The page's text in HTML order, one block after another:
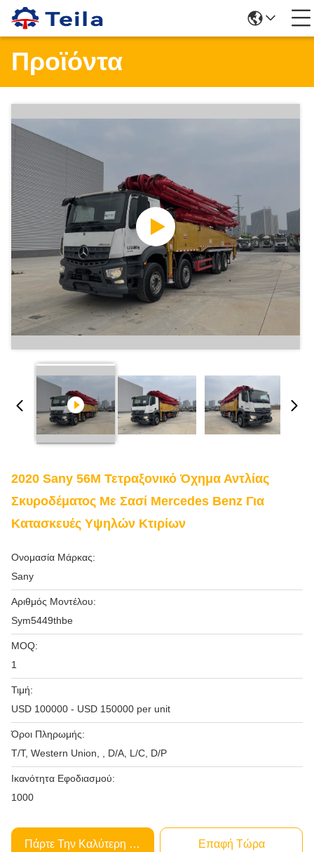
Προϊόντα
2020 Sany 56M Τετραξονικό Όχημα Αντλίας
Σκυροδέματος Με Σασί Mercedes Benz Για
Κατασκευές Υψηλών Κτιρίων
Ονομασία Μάρκας:
Sany
Αριθμός Μοντέλου:
Sym5449thbe
MOQ:
1
Τιμή:
USD 100000 - USD 150000 per unit
Όροι Πληρωμής:
T/T, Western Union, , D/A, L/C, D/P
Ικανότητα Εφοδιασμού:
1000
Πάρτε Την Καλύτερη Τιμή Επαφή Τώρα